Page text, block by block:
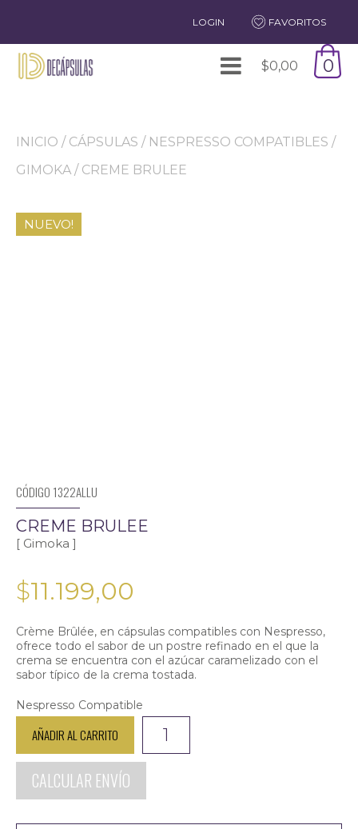
LOGIN FAVORITOS
$0,00 0
INICIO / CÁPSULAS / NESPRESSO COMPATIBLES /
GIMOKA / CREME BRULEE
NUEVO!
CÓDIGO 1322ALLU
CREME BRULEE
[ Gimoka ]
$11.199,00
Crème Brûlée, en cápsulas compatibles con Nespresso,
ofrece todo el sabor de un postre refinado en el que la
crema se encuentra con el azúcar caramelizado con el
sabor típico de la crema tostada.
Nespresso Compatible
Brulee
cantidad
AÑADIR AL CARRITO
CALCULAR ENVÍO